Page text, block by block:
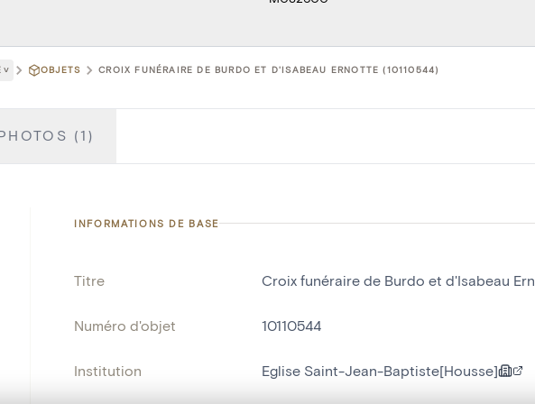
˅ OBJETS CROIX FUNÉRAIRE DE BURDO ET D'ISABEAU ERNOTTE (10110544)
(1)
INFORMATIONS DE BASE
Titre Croix funéraire de Burdo et d'Isabeau
Numéro d'objet 10110544
Institution Eglise Saint-Jean-Baptiste[Housse]